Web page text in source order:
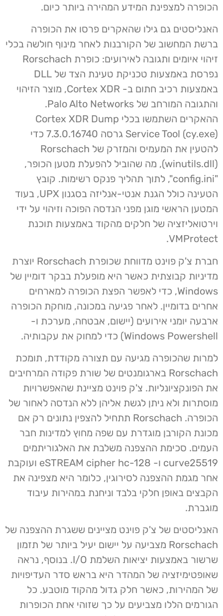
הכופרה למצפינת המידע המהירה ביותר כיום.
האנליסטים גם גילו שהאקרים פרסו את הכופרה
ברשת המחשוב של הקורבנות לאחר מינוף חולשה בכלי
זיהוי איומים ותגובה לאירועים: כופרת Rorschach
נפרסת באמצעות טכניקת טעינת הצד של DLL
באמצעות רכיב חתום ב- Cortex XDR, מוצר הזיהוי
והתגובה המורחב של Palo Alto Networks.
ההאקרים השתמשו בכלי Cortex XDR Dump
Service Tool (cy.exe) גרסה 7.3.0.16740 כדי
להטעין את המעמיס והמזרק של Rorschach
(winutils.dll), מה שהוביל להפעלת מטען הכופר,
"config.ini", לתוך תהליך פנקס רשימות. קובץ
הטעינה כולל הגנת אנטי-אנליזה בסגנון UPX, בעוד
המטען הראשי מוגן מפני הנדסה הפוכה וזיהוי על ידי
וירטואליזציה של חלקים מהקוד באמצעות תוכנת
VMProtect.
חברת צ'ק פוינט מדווחת שכופרת Rorschach יוצרת
מדיניות קבוצתית כאשר היא מופעלת בבקר דומיין של
Windows, כדי לאפשר הפצת הכופרה למארחים
אחרים בדומיין. לאחר פגיעה במכונה, מוחקת הכופרה
ארבעה יומני אירועים (יישום, אבטחה, מערכת ו-
Windows Powershell) כדי למחוק את עקבותיה.
למרות שהכופרה מגיעה עם תצורה מקודדת, תומכת
Rorschach בארגומנטים של שורת פקודה המרחיבים
את הפונקציונליות. צ'ק פוינט מציינת שהאפשרויות
מוסתרות ולא ניתן לגשת אליהן ללא הנדסה לאחור של
הכופרה. Rorschach תתחיל להצפין נתונים רק אם
מכונת הקורבן מוגדרת עם שפה מחוץ למדינות חבר
העמים. סכימת ההצפנה משלבת את האלגוריתמים
curve25519 ו- eSTREAM cipher hc-128 ועוקבת
אחר מגמת ההצפנה לסירוגין, כלומר היא מצפינה את
הקבצים באופן חלקי בלבד וניחנת במהירות עיבוד
מוגברת.
האנליסטים של צ'ק פוינט מציינים ששגרת ההצפנה של
Rorschach מצביעה על יישום יעיל ביותר של תזמון
שרשור באמצעות יציאות השלמת I/O. בנוסף, נראה
שאופטימיזציה של המהדר היא בראש סדר העדיפויות
של המהירות, כאשר חלק גדול מהקוד מוטבע. כל
הגורמים הללו מצביעים על כך שזוהי אחת הכופרות